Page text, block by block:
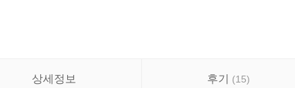
상세정보 후기 (15)